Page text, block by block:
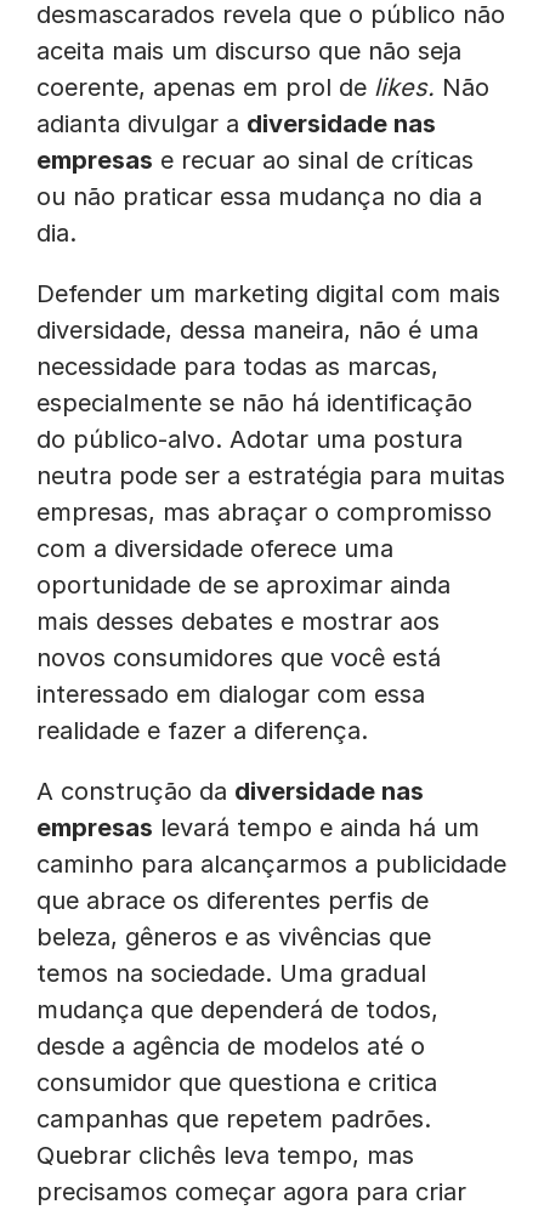
desmascarados revela que o público não
aceita mais um discurso que não seja
coerente, apenas em prol de likes. Não
adianta divulgar a diversidade nas
empresas e recuar ao sinal de críticas
ou não praticar essa mudança no dia a
dia.
Defender um marketing digital com mais
diversidade, dessa maneira, não é uma
necessidade para todas as marcas,
especialmente se não há identificação
do público-alvo. Adotar uma postura
neutra pode ser a estratégia para muitas
empresas, mas abraçar o compromisso
com a diversidade oferece uma
oportunidade de se aproximar ainda
mais desses debates e mostrar aos
novos consumidores que você está
interessado em dialogar com essa
realidade e fazer a diferença.
A construção da diversidade nas
empresas levará tempo e ainda há um
caminho para alcançarmos a publicidade
que abrace os diferentes perfis de
beleza, gêneros e as vivências que
temos na sociedade. Uma gradual
mudança que dependerá de todos,
desde a agência de modelos até o
consumidor que questiona e critica
campanhas que repetem padrões.
Quebrar clichês leva tempo, mas
precisamos começar agora para criar